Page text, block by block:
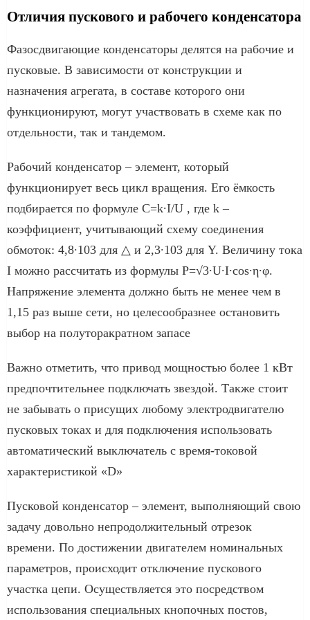
Отличия пускового и рабочего конденсатора
Фазосдвигающие конденсаторы делятся на рабочие и
пусковые. В зависимости от конструкции и
назначения агрегата, в составе которого они
функционируют, могут участвовать в схеме как по
отдельности, так и тандемом.
Рабочий конденсатор – элемент, который
функционирует весь цикл вращения. Его ёмкость
подбирается по формуле С=k∙I/U , где k –
коэффициент, учитывающий схему соединения
обмоток: 4,8∙103 для △ и 2,3∙103 для Y. Величину тока
I можно рассчитать из формулы P=√3∙U∙I∙cos∙η∙φ.
Напряжение элемента должно быть не менее чем в
1,15 раз выше сети, но целесообразнее остановить
выбор на полуторакратном запасе
Важно отметить, что привод мощностью более 1 кВт
предпочтительнее подключать звездой. Также стоит
не забывать о присущих любому электродвигателю
пусковых токах и для подключения использовать
автоматический выключатель с время-токовой
характеристикой «D»
Пусковой конденсатор – элемент, выполняющий свою
задачу довольно непродолжительный отрезок
времени. По достижении двигателем номинальных
параметров, происходит отключение пускового
участка цепи. Осуществляется это посредством
использования специальных кнопочных постов,